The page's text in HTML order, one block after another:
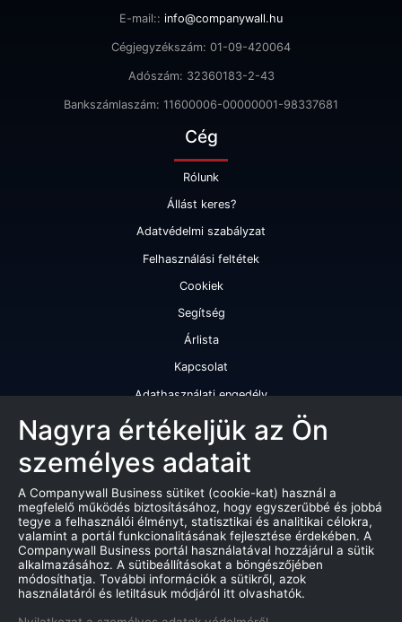
E-mail:: info@companywall.hu
Cégjegyzékszám: 01-09-420064
Adószám: 32360183-2-43
Bankszámlaszám: 11600006-00000001-98337681
Cég
Rólunk
Állást keres?
Adatvédelmi szabályzat
Felhasználási feltétek
Cookiek
Segítség
Árlista
Kapcsolat
Adathasználati engedély
Szolgáltatásaink
Cégminősítés
Cégminősítési riport
Kiváló cégminősítési tanúsítvány
Termékek
Companywall Business - Adattovábbítási szerződés
Nagyra értékeljük az Ön
személyes adatait
A Companywall Business sütiket (cookie-kat) használ a
megfelelő működés biztosításához, hogy egyszerűbbé és jobbá
tegye a felhasználói élményt, statisztikai és analitikai célokra,
valamint a portál funkcionalitásának fejlesztése érdekében. A
Companywall Business portál használatával hozzájárul a sütik
alkalmazásához. A sütibeállításokat a böngészőjében
módosíthatja. További információk a sütikről, azok
használatáról és letiltásuk módjáról itt olvashatók.